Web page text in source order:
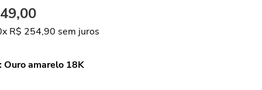
,00
x R$ 254,90 sem juros
Ouro amarelo 18K